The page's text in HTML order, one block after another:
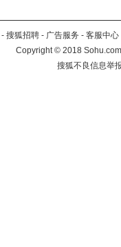
- 搜狐招聘 - 广告服务 - 客服中心
Copyright©2018
搜狐不良信息举